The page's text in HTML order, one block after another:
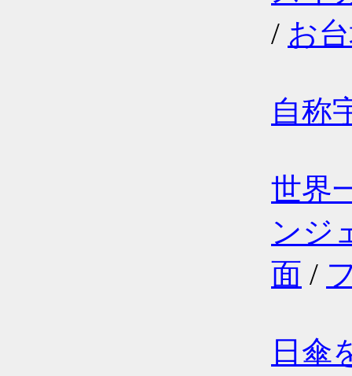
/ お
自称
世界
ンジ
面 /
日傘